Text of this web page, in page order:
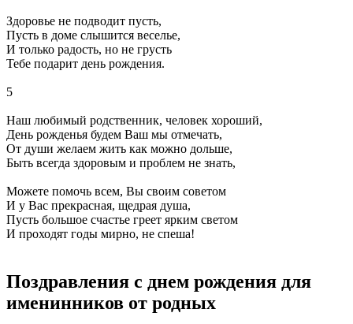
Здоровье не подводит пусть,
Пусть в доме слышится веселье,
И только радость, но не грусть
Тебе подарит день рождения.
5
Наш любимый родственник, человек хороший,
День рожденья будем Ваш мы отмечать,
От души желаем жить как можно дольше,
Быть всегда здоровым и проблем не знать,
Можете помочь всем, Вы своим советом
И у Вас прекрасная, щедрая душа,
Пусть большое счастье греет ярким светом
И проходят годы мирно, не спеша!
Поздравления с днем рождения для
именинников от родных